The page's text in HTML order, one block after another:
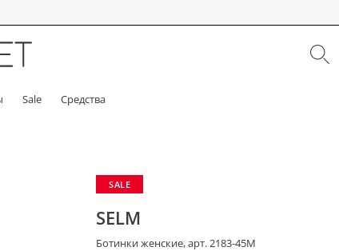
Sale Средства
SALE
SELM
Ботинки женские, арт. 2183-45M